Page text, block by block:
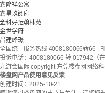
鑫隆祥公寓
鑫星玖阅府
金科好运翰林苑
金世学府
昌建峰璟
全国统一服务热线 4008180066转66 | 邮
投诉电话：4008180066 转 017942（
九游会国际 copyright 东莞楼盘网网络科
楼盘网产品使用意见反馈
创建时间： 2025-10-21